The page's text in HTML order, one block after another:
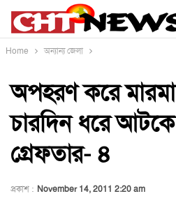
Home অন্যান্য জেলা
অপহরণ করে
চারদিন ধরে
গ্রেফতার- ৪
প্রকাশ : November 14, 2011 2:20 am